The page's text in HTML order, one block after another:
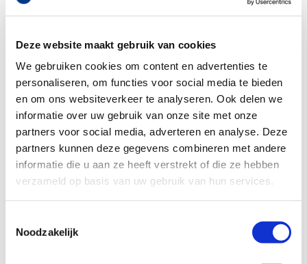
Deze website maakt gebruik van cookies
We gebruiken cookies om content en advertenties te
personaliseren, om functies voor social media te bieden
en om ons websiteverkeer te analyseren. Ook delen we
informatie over uw gebruik van onze site met onze
partners voor social media, adverteren en analyse. Deze
partners kunnen deze gegevens combineren met andere
informatie die u aan ze heeft verstrekt of die ze hebben
verzameld op basis van uw gebruik van hun services.
Noodzakelijk